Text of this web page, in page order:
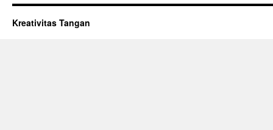
Kreativitas Tangan